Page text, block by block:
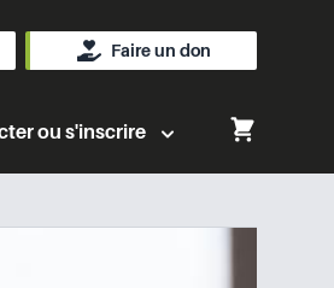
Faire un don
ou s'inscrire